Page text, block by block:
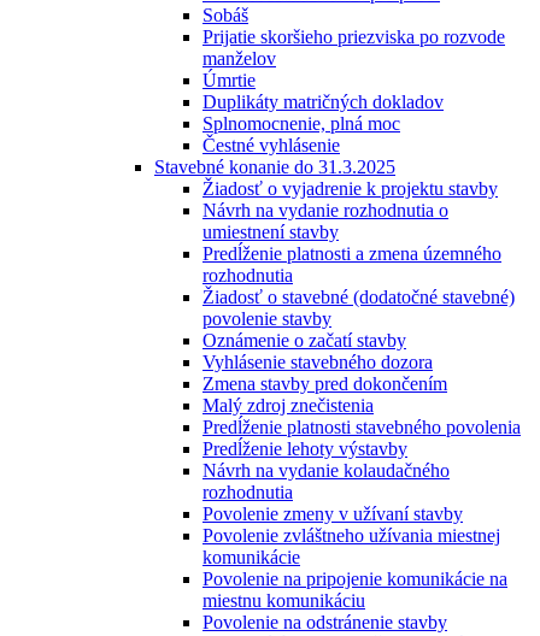
Sobáš
Prijatie skoršieho priezviska po rozvode
manželov
Úmrtie
Duplikáty matričných dokladov
Splnomocnenie, plná moc
Čestné vyhlásenie
Stavebné konanie do 31.3.2025
Žiadosť o vyjadrenie k projektu stavby
Návrh na vydanie rozhodnutia o
umiestnení stavby
Predĺženie platnosti a zmena územného
rozhodnutia
Žiadosť o stavebné (dodatočné stavebné)
povolenie stavby
Oznámenie o začatí stavby
Vyhlásenie stavebného dozora
Zmena stavby pred dokončením
Malý zdroj znečistenia
Predĺženie platnosti stavebného povolenia
Predĺženie lehoty výstavby
Návrh na vydanie kolaudačného
rozhodnutia
Povolenie zmeny v užívaní stavby
Povolenie zvláštneho užívania miestnej
komunikácie
Povolenie na pripojenie komunikácie na
miestnu komunikáciu
Povolenie na odstránenie stavby